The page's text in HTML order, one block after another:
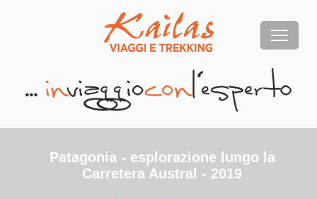
Patagonia - esplorazione lungo la
Carretera Austral - 2019